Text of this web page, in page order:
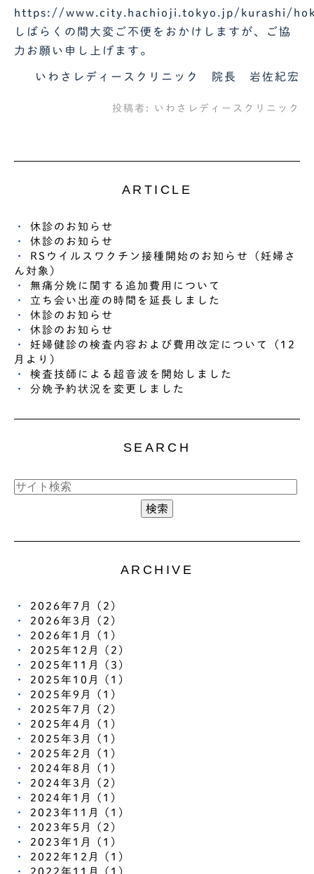
https://www.city.hachioji.tokyo.jp/kurashi/
しばらくの間大変ご不便をおかけしますが、ご協
力お願い申し上げます。
いわさレディースクリニック 院長 岩佐紀宏
投稿者: いわさレディースクリニック
ARTICLE
休診のお知らせ
休診のお知らせ
RSウイルスワクチン接種開始のお知らせ（妊婦さ
ん対象）
無痛分娩に関する追加費用について
立ち会い出産の時間を延長しました
休診のお知らせ
休診のお知らせ
妊婦健診の検査内容および費用改定について（12
月より）
検査技師による超音波を開始しました
分娩予約状況を変更しました
SEARCH
ARCHIVE
2026年7月 (2)
2026年3月 (2)
2026年1月 (1)
2025年12月 (2)
2025年11月 (3)
2025年10月 (1)
2025年9月 (1)
2025年7月 (2)
2025年4月 (1)
2025年3月 (1)
2025年2月 (1)
2024年8月 (1)
2024年3月 (2)
2024年1月 (1)
2023年11月 (1)
2023年5月 (2)
2023年1月 (1)
2022年12月 (1)
2022年11月 (1)